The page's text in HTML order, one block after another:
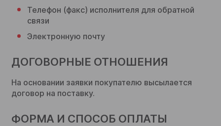
Телефон (факс) исполнителя для обратной
связи
Электронную почту
ДОГОВОРНЫЕ ОТНОШЕНИЯ
На основании заявки покупателю высылается
договор на поставку.
ФОРМА И СПОСОБ ОПЛАТЫ